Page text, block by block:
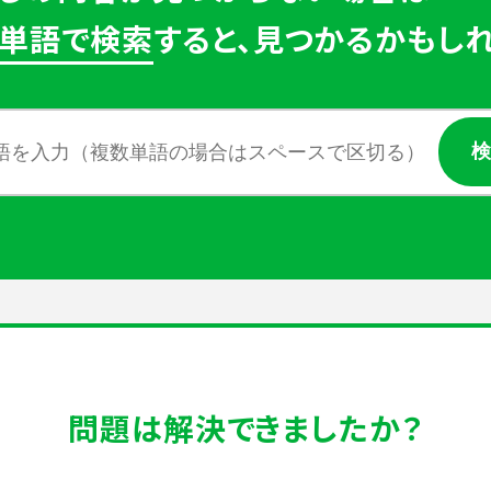
語で検索すると、見つかるかもし
問題は解決できましたか？